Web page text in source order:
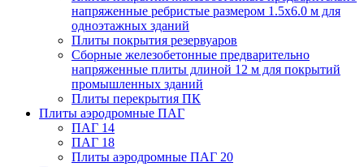
напряженные ребристые размером 1.5х6.0 м для
одноэтажных зданий
Плиты покрытия резервуаров
Сборные железобетонные предварительно
напряженные плиты длиной 12 м для покрытий
промышленных зданий
Плиты перекрытия ПК
Плиты аэродромные ПАГ
ПАГ 14
ПАГ 18
Плиты аэродромные ПАГ 20